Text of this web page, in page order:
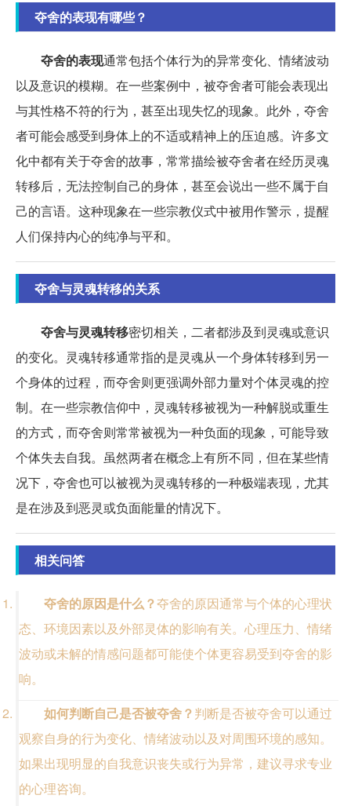
夺舍的表现有哪些？
夺舍的表现通常包括个体行为的异常变化、情绪波动
以及意识的模糊。在一些案例中，被夺舍者可能会表现出
与其性格不符的行为，甚至出现失忆的现象。此外，夺舍
者可能会感受到身体上的不适或精神上的压迫感。许多文
化中都有关于夺舍的故事，常常描绘被夺舍者在经历灵魂
转移后，无法控制自己的身体，甚至会说出一些不属于自
己的言语。这种现象在一些宗教仪式中被用作警示，提醒
人们保持内心的纯净与平和。
夺舍与灵魂转移的关系
夺舍与灵魂转移密切相关，二者都涉及到灵魂或意识
的变化。灵魂转移通常指的是灵魂从一个身体转移到另一
个身体的过程，而夺舍则更强调外部力量对个体灵魂的控
制。在一些宗教信仰中，灵魂转移被视为一种解脱或重生
的方式，而夺舍则常常被视为一种负面的现象，可能导致
个体失去自我。虽然两者在概念上有所不同，但在某些情
况下，夺舍也可以被视为灵魂转移的一种极端表现，尤其
是在涉及到恶灵或负面能量的情况下。
相关问答
夺舍的原因是什么？夺舍的原因通常与个体的心理状
态、环境因素以及外部灵体的影响有关。心理压力、情绪
波动或未解的情感问题都可能使个体更容易受到夺舍的影
响。
如何判断自己是否被夺舍？判断是否被夺舍可以通过
观察自身的行为变化、情绪波动以及对周围环境的感知。
如果出现明显的自我意识丧失或行为异常，建议寻求专业
的心理咨询。